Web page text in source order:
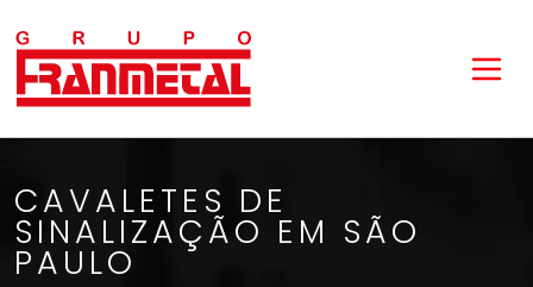
CAVALETES DE
SINALIZAÇÃO EM SÃO
PAULO